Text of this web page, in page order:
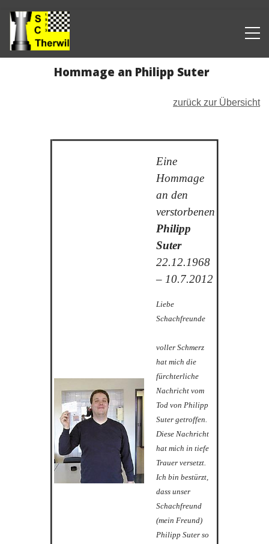
Hommage an Philipp Suter
zurück zur Übersicht
Eine
Hommage
an den
verstorbenen
Philipp
Suter
22.12.1968
– 10.7.2012
Liebe
Schachfreunde
voller Schmerz
hat mich die
fürchterliche
Nachricht vom
Tod von Philipp
Suter getroffen.
Diese Nachricht
hat mich in tiefe
Trauer versetzt.
Ich bin bestürzt,
dass unser
Schachfreund
(mein Freund)
Philipp Suter so